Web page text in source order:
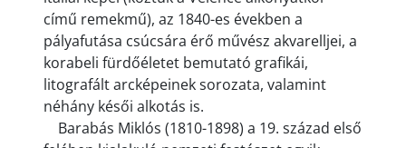
című remekmű), az 1840-es években a
pályafutása csúcsára érő művész akvarelljei, a
korabeli fürdőéletet bemutató grafikái,
litografált arcképeinek sorozata, valamint
néhány késői alkotás is.
Barabás Miklós (1810-1898) a 19. század első